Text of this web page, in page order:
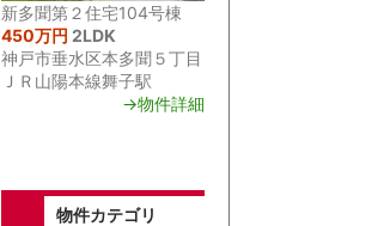
新多聞第２住宅104号棟
450万円2LDK
神戸市垂水区本多聞５丁目
ＪＲ山陽本線舞子駅
→物件詳細
物件カテゴリ